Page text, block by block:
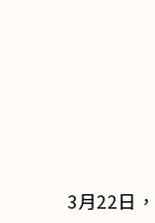
3月22日，